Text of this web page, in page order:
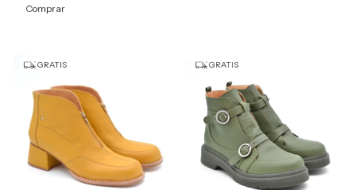
Comprar
GRATIS GRATIS